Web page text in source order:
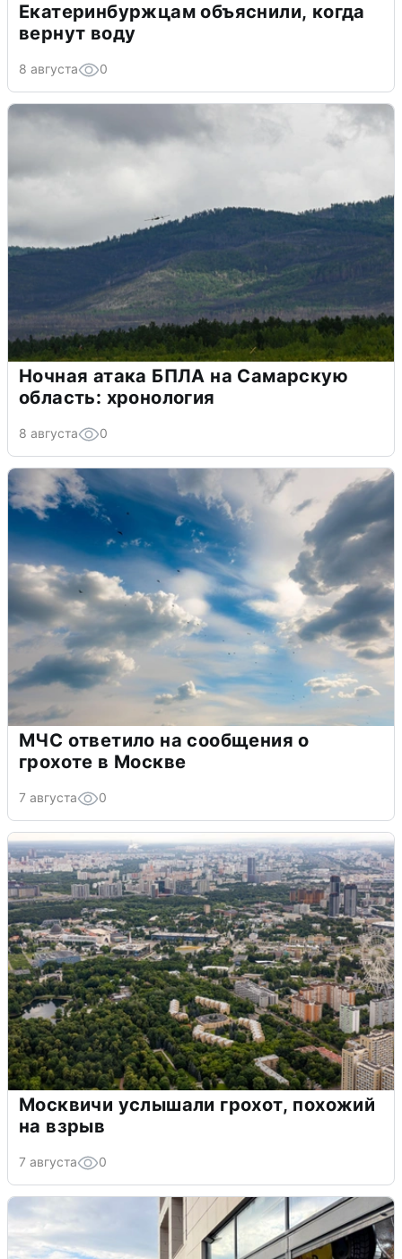
Екатеринбуржцам объяснили, когда
вернут воду
8 августа 0
Ночная атака БПЛА на Самарскую
область: хронология
8 августа 0
МЧС ответило на сообщения о
грохоте в Москве
7 августа 0
Москвичи услышали грохот, похожий
на взрыв
7 августа 0